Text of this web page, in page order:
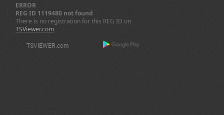
ERROR
REG ID 1119480 not found
There is no registration for this REG ID on
TSViewer.com